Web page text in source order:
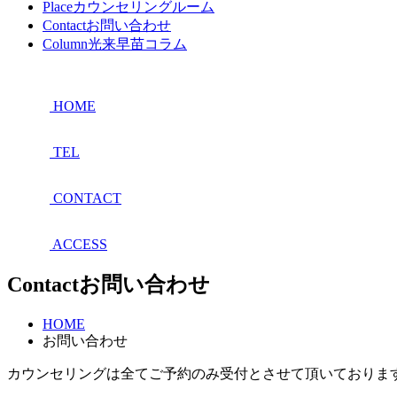
Placeカウンセリングルーム
Contactお問い合わせ
Column光来早苗コラム
HOME
TEL
CONTACT
ACCESS
Contactお問い合わせ
HOME
お問い合わせ
カウンセリングは全てご予約のみ受付とさせて頂いておりま